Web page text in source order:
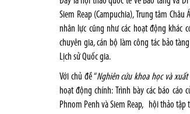
Siem Reap (Campuchia), Trung tâm
nhân lực cũng như các hoạt động khác
chuyên gia, cán bộ làm công tác bảo
Lịch sử Quốc gia.
Với chủ đề “Nghiên cứu khoa học và
hoạt động chính: Trình bày các báo
Phnom Penh và Siem Reap, hội thảo